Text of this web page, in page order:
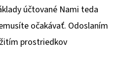
účtované Nami teda
očakávať. Odoslaním
prostriedkov